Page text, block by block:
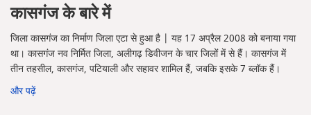
कासगंज के बारे में
जिला कासगंज का निर्माण जिला एटा से हुआ है | यह 17 अप्रैल 2008 को बनाया गया
था। कासगंज नव निर्मित जिला, अलीगढ़ डिवीजन के चार जिलों में से हैं। कासगंज में
तीन तहसील, कासगंज, पटियाली और सहावर शामिल हैं, जबकि इसके 7 ब्लॉक हैं।
और पढ़ें